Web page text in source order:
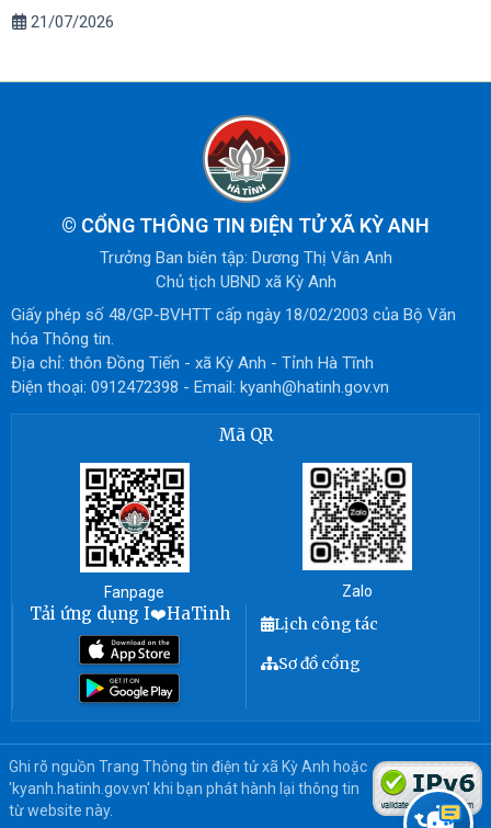
21/07/2026
© CỔNG THÔNG TIN ĐIỆN TỬ XÃ KỲ ANH
Trưởng Ban biên tập: Dương Thị Vân Anh
Chủ tịch UBND xã Kỳ Anh
Giấy phép số 48/GP-BVHTT cấp ngày 18/02/2003 của Bộ Văn
hóa Thông tin.
Địa chỉ: thôn Đồng Tiến - xã Kỳ Anh - Tỉnh Hà Tĩnh
Điện thoại: 0912472398 - Email: kyanh@hatinh.gov.vn
Mã QR
Fanpage Zalo
Tải ứng dụng I❤️HaTinh
Lịch công tác
Sơ đồ cổng
Ghi rõ nguồn Trang Thông tin điện tử xã Kỳ Anh hoặc
'kyanh.hatinh.gov.vn' khi bạn phát hành lại thông tin
từ website này.